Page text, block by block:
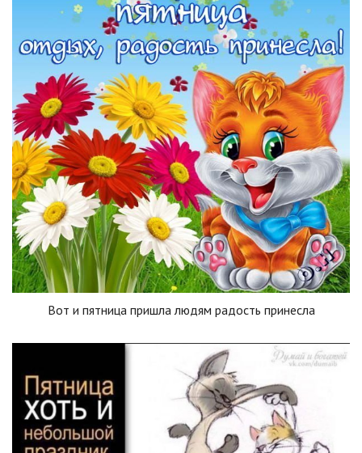
Вот и пятница пришла людям радость принесла